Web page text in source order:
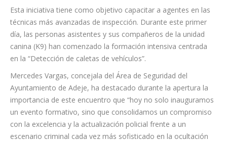
Cuerpo General de la Policía Canaria, Policía Nacional, diversas
policías locales y miembros de las Fuerzas Armadas.
Esta iniciativa tiene como objetivo capacitar a agentes en las
técnicas más avanzadas de inspección. Durante este primer
día, las personas asistentes y sus compañeros de la unidad
canina (K9) han comenzado la formación intensiva centrada
en la “Detección de caletas de vehículos”.
Mercedes Vargas, concejala del Área de Seguridad del
Ayuntamiento de Adeje, ha destacado durante la apertura la
importancia de este encuentro que “hoy no solo inauguramos
un evento formativo, sino que consolidamos un compromiso